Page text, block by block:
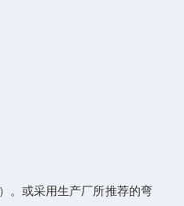
）。或采用生产厂所推荐的弯